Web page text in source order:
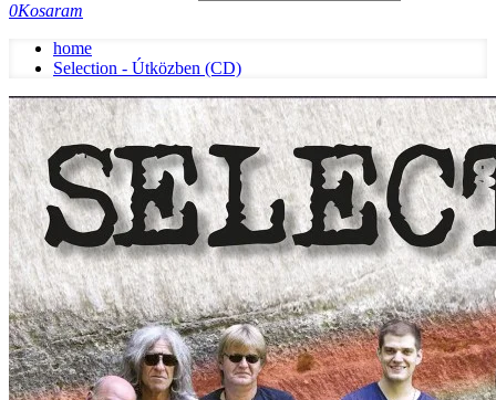
0Kosaram
home
Selection - Útközben (CD)